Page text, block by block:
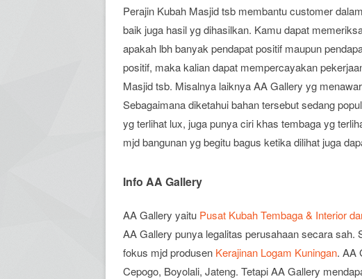
Perajin Kubah Masjid tsb membantu customer
baik juga hasil yg dihasilkan. Kamu dapat
apakah lbh banyak pendapat positif maupun
positif, maka kalian dapat mempercayakan
Masjid tsb. Misalnya laiknya AA Gallery yg
Sebagaimana diketahui bahan tersebut sedang
yg terlihat lux, juga punya ciri khas tembaga yg
mjd bangunan yg begitu bagus ketika dilihat juga
Info AA Gallery
AA Gallery yaitu Pusat Kubah Tembaga & Interior
AA Gallery punya legalitas perusahaan secara
fokus mjd produsen Kerajinan Logam Kuningan. AA
Cepogo, Boyolali, Jateng. Tetapi AA Gallery